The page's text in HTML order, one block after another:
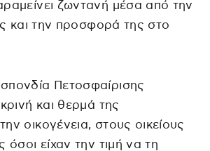
ζωντανή μέσα από την
και την προσφορά της στο
Πετοσφαίρισης
και θερμά της
οικογένεια, στους οικείους
όσοι είχαν την τιμή να τη